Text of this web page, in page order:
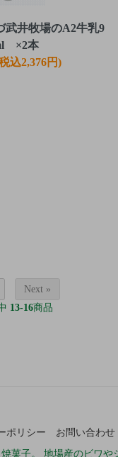
武井牧場のA2牛乳9
×2本
込2,376円)
Next »
13-16商品
ポリシー
お問い合わせ
菓子。 地場産のビワ